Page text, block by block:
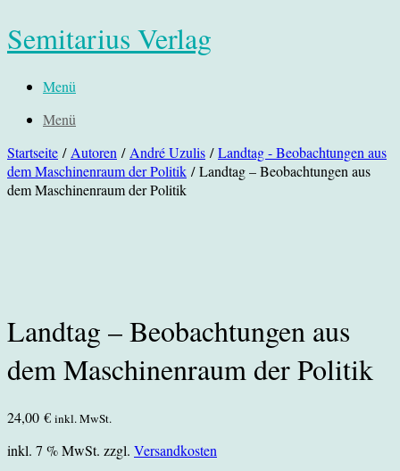
Semitarius Verlag
Menü
Menü
Startseite / Autoren / André Uzulis /Landtag - Beobachtungen aus
dem Maschinenraum der Politik / Landtag – Beobachtungen aus
dem Maschinenraum der Politik
Landtag – Beobachtungen aus
dem Maschinenraum der Politik
24,00 € inkl. MwSt.
inkl. 7 % MwSt. zzgl. Versandkosten